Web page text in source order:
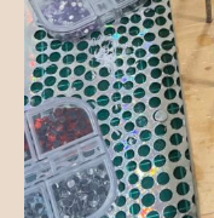
お知らせ
ブログ
お問い合わせ
並び順